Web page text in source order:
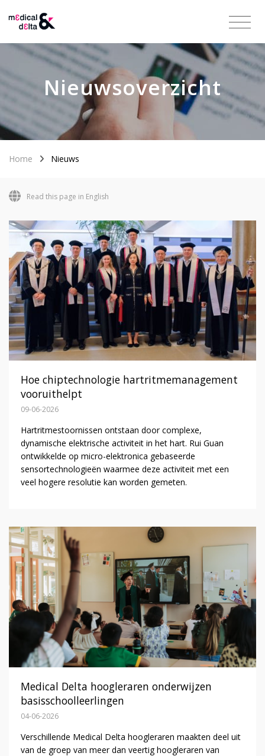
Nieuwsoverzicht
Home Nieuws
Read this page in English
Hoe chiptechnologie hartritmemanagement
vooruithelpt
09-06-2026
Hartritmestoornissen ontstaan door complexe,
dynamische elektrische activiteit in het hart. Rui Guan
ontwikkelde op micro-elektronica gebaseerde
sensortechnologieën waarmee deze activiteit met een
veel hogere resolutie kan worden gemeten.
Medical Delta hoogleraren onderwijzen
basisschoolleerlingen
04-06-2026
Verschillende Medical Delta hoogleraren maakten deel uit
van de groep van meer dan veertig hoogleraren van